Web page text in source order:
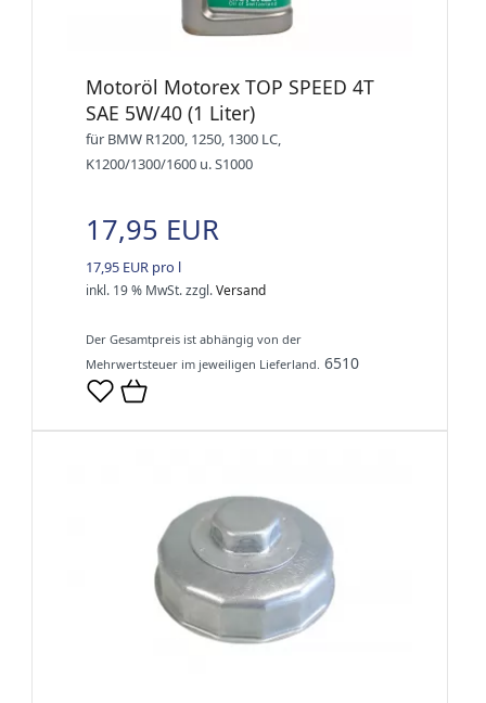
Motoröl Motorex TOP SPEED 4T
SAE 5W/40 (1 Liter)
für BMW R1200, 1250, 1300 LC,
K1200/1300/1600 u. S1000
17,95 EUR
17,95 EUR pro l
inkl. 19 % MwSt.zzgl.Versand
Der Gesamtpreis ist abhängig von der
Mehrwertsteuer im jeweiligen Lieferland. 6510